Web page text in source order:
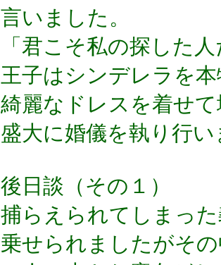
言いました。
「君こそ私の探した
王子はシンデレラを
綺麗なドレスを着せ
盛大に婚儀を執り行
後日談（その１）
捕らえられてしまっ
乗せられましたがそ